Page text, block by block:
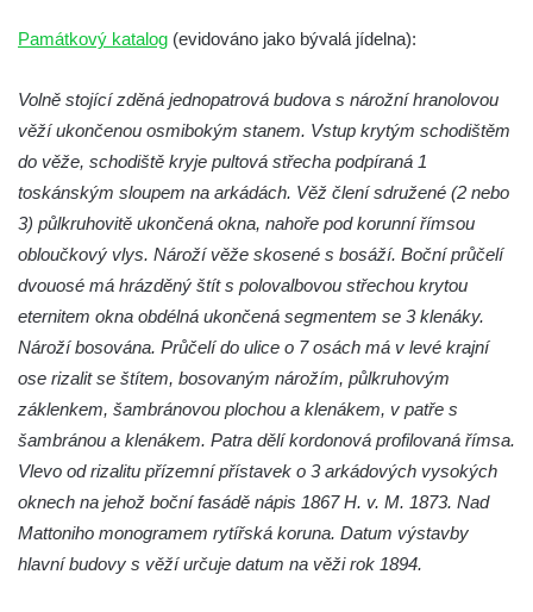
Budova stáčírny Bílina-Kyselka
Rodný dům Josefa Hory v Dobříni
Královská mincovna v Jáchymově
Chudobinec Franze Preidla v České
Dům čp. 31 ve Velenicích
Dům čp. 121 ve Velenicích
Dům čp. 155 ve Velenicích
Dům čp. 33 – bývalá škola ve Velenicích
Dům ev.č. 26 ve Velenicích
Dům čp. 68 ve Velenicích
Dům čp. 67 ve Svojkově
Památkový katalog (evidováno jako bývalá jídelna):
Volně stojící zděná jednopatrová budova s nárožní hranolovou
věží ukončenou osmibokým stanem. Vstup krytým schodištěm
do věže, schodiště kryje pultová střecha podpíraná 1
toskánským sloupem na arkádách. Věž člení sdružené (2 nebo
3) půlkruhovitě ukončená okna, nahoře pod korunní římsou
obloučkový vlys. Nároží věže skosené s bosáží. Boční průčelí
dvouosé má hrázděný štít s polovalbovou střechou krytou
eternitem okna obdélná ukončená segmentem se 3 klenáky.
Nároží bosována. Průčelí do ulice o 7 osách má v levé krajní
ose rizalit se štítem, bosovaným nárožím, půlkruhovým
záklenkem, šambránovou plochou a klenákem, v patře s
šambránou a klenákem. Patra dělí kordonová profilovaná římsa.
Vlevo od rizalitu přízemní přístavek o 3 arkádových vysokých
oknech na jehož boční fasádě nápis 1867 H. v. M. 1873. Nad
Mattoniho monogramem rytířská koruna. Datum výstavby
hlavní budovy s věží určuje datum na věži rok 1894.